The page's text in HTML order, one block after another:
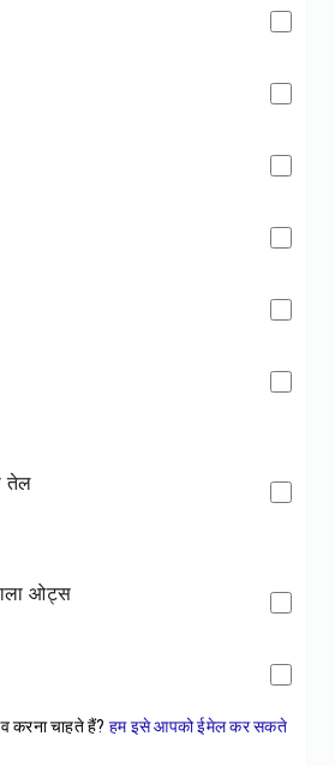
तेल
ओट्स
करना चाहते हैं? हम इसे आपको ईमेल कर सकते